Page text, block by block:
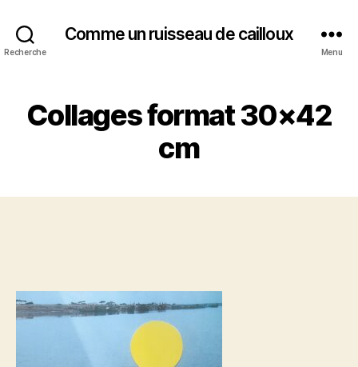
Recherche
Comme un ruisseau de cailloux
Menu
Collages format 30×42
cm